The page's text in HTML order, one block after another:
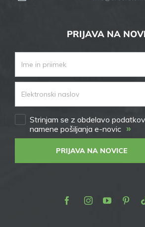
PRIJAVA NA
Strinjam se z obdelavo
namene pošiljanja e-novic »
PRIJAVA NA NOVICE
FacebookInstagram
Youtube